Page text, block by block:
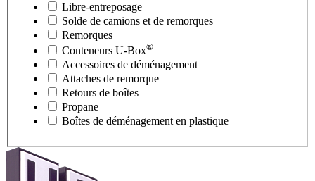
Libre-entreposage
Solde de camions et de remorques
Remorques
Conteneurs U-Box®
Accessoires de déménagement
Attaches de remorque
Retours de boîtes
Propane
Boîtes de déménagement en plastique